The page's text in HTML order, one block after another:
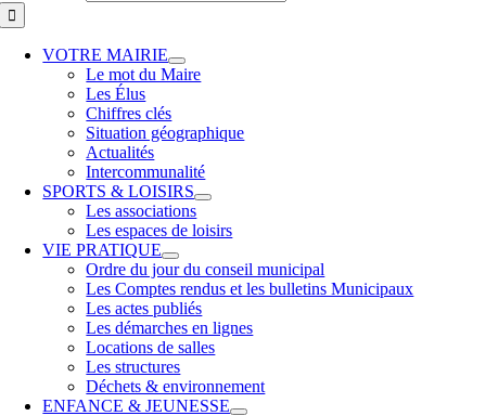
VOTRE MAIRIE
Le mot du Maire
Les Élus
Chiffres clés
Situation géographique
Actualités
Intercommunalité
SPORTS & LOISIRS
Les associations
Les espaces de loisirs
VIE PRATIQUE
Ordre du jour du conseil municipal
Les Comptes rendus et les bulletins Municipaux
Les actes publiés
Les démarches en lignes
Locations de salles
Les structures
Déchets & environnement
ENFANCE & JEUNESSE